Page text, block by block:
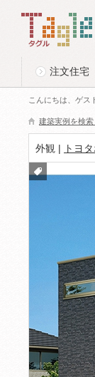
Tagle タグル
注文住宅
こんにちは、ゲス
建築実例を検
外観 | トヨ